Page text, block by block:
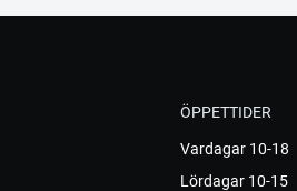
ÖPPETTIDER
Vardagar 10-18
Lördagar 10-15